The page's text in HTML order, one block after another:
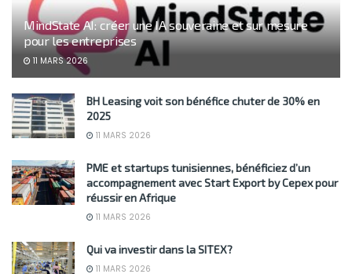
MindState AI: créer une IA souveraine et sur mesure
pour les entreprises
11 MARS 2026
BH Leasing voit son bénéfice chuter de 30% en
2025
11 MARS 2026
PME et startups tunisiennes, bénéficiez d’un
accompagnement avec Start Export by Cepex pour
réussir en Afrique
11 MARS 2026
Qui va investir dans la SITEX?
11 MARS 2026